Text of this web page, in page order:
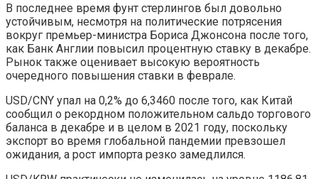
В последнее время фунт стерлингов был довольно
устойчивым, несмотря на политические потрясения
вокруг премьер-министра Бориса Джонсона после того,
как Банк Англии повысил процентную ставку в декабре.
Рынок также оценивает высокую вероятность
очередного повышения ставки в феврале.
USD/CNY упал на 0,2% до 6,3460 после того, как Китай
сообщил о рекордном положительном сальдо торгового
баланса в декабре и в целом в 2021 году, поскольку
экспорт во время глобальной пандемии превзошел
ожидания, а рост импорта резко замедлился.